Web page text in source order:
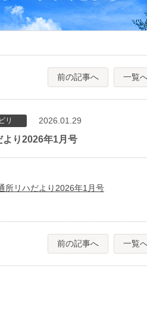
前の記事へ 一覧
リ 2026.01.29
より2026年1月号
所リハだより2026年1月号
前の記事へ 一覧